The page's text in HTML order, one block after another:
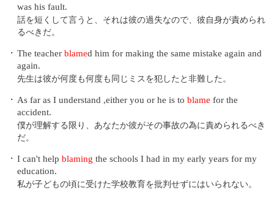
was his fault.
話を短くして言うと、それは彼の過失なので、彼自身が責められ
るべきだ。
・ The teacher blamed him for making the same mistake again and
again.
先生は彼が何度も何度も同じミスを犯したと非難した。
・ As far as I understand ,either you or he is to blame for the
accident.
僕が理解する限り、あなたか彼がその事故の為に責められるべき
だ。
・ I can't help blaming the schools I had in my early years for my
education.
私が子どもの頃に受けた学校教育を批判せずにはいられない。